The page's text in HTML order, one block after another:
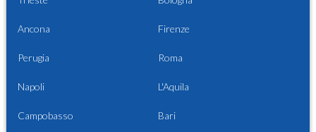
Ancona Firenze
Perugia Roma
Napoli L'Aquila
Campobasso Bari